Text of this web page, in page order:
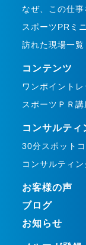
なぜ、この仕事
スポーツPRミ
訪れた現場一覧
コンテンツ
ワンポイント
スポーツＰＲ
コンサルティ
30分スポット
コンサルティ
お客様の声
ブログ
お知らせ